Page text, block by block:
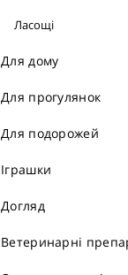
Ласощі
Для дому
Будиночки
Лежаки
Дивани
Для прогулянок
Амуніція
Рулетки
Одяг
Для подорожей
Переноски
Автоаксесуари
Підстилки
Рятувальні жилети
Іграшки
М’ячики
Канати
Догляд
Косметика
Ветеринарні